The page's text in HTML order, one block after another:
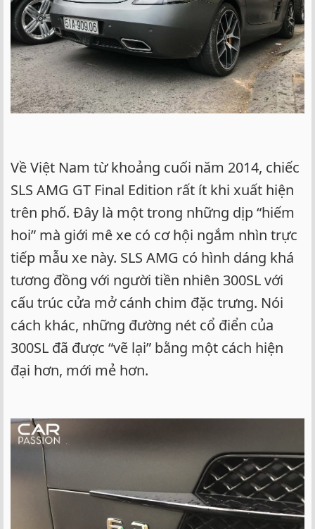
Về Việt Nam từ khoảng cuối năm 2014, chiếc
SLS AMG GT Final Edition rất ít khi xuất hiện
trên phố. Đây là một trong những dịp “hiếm
hoi” mà giới mê xe có cơ hội ngắm nhìn trực
tiếp mẫu xe này. SLS AMG có hình dáng khá
tương đồng với người tiền nhiên 300SL với
cấu trúc cửa mở cánh chim đặc trưng. Nói
cách khác, những đường nét cổ điển của
300SL đã được “vẽ lại” bằng một cách hiện
đại hơn, mới mẻ hơn.